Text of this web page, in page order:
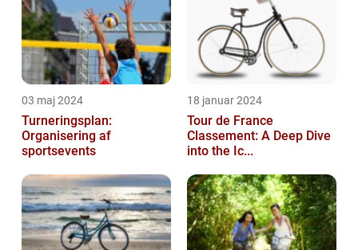
verdensr...
03 maj 2024
Turneringsplan:
Organisering af
sportsevents
18 januar 2024
Tour de France
Classement: A Deep Dive
into the Ic...